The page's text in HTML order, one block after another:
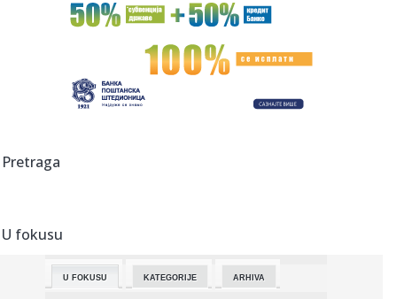
19:00:Vlast sada izdvaja finansijsku podršku za domaće
proizvode
Dačić: Vatrogasci-spasioci su ponos cele Srbije
18:57:Pavlović: Pruga će biti bezbednija, pitanje obilaznice
glavni cil...
18:57:
18:57: Zaboravite peglu: Trik za odeću tokom vrućina
Pretraga
U fokusu
U FOKUSU KATEGORIJE ARHIVA